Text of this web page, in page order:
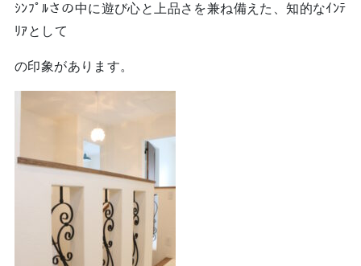
ｼﾝﾌﾟﾙさの中に遊び心と上品さを兼ね備えた、知的なｲﾝﾃ
ﾘｱとして
の印象があります。